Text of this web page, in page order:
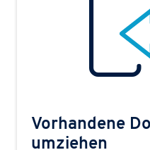
Vorhandene
umziehen